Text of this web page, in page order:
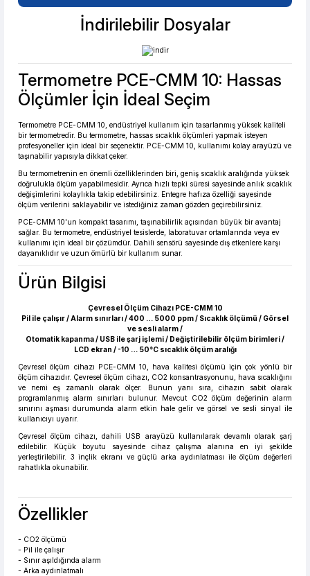
Güvenilir Alışveriş
3.170,30 TL den başlayan taksitlerle! x 9 %2 İndirim
İndirilebilir Dosyalar
Termometre PCE-CMM 10: Hassas
Ölçümler İçin İdeal Seçim
Termometre PCE-CMM 10, endüstriyel kullanım için tasarlanmış yüksek kaliteli
bir termometredir. Bu termometre, hassas sıcaklık ölçümleri yapmak isteyen
profesyoneller için ideal bir seçenektir. PCE-CMM 10, kullanımı kolay arayüzü ve
taşınabilir yapısıyla dikkat çeker.
Bu termometrenin en önemli özelliklerinden biri, geniş sıcaklık aralığında yüksek
doğrulukla ölçüm yapabilmesidir. Ayrıca hızlı tepki süresi sayesinde anlık sıcaklık
değişimlerini kolaylıkla takip edebilirsiniz. Entegre hafıza özelliği sayesinde
ölçüm verilerini saklayabilir ve istediğiniz zaman gözden geçirebilirsiniz.
PCE-CMM 10'un kompakt tasarımı, taşınabilirlik açısından büyük bir avantaj
sağlar. Bu termometre, endüstriyel tesislerde, laboratuvar ortamlarında veya ev
kullanımı için ideal bir çözümdür. Dahili sensörü sayesinde dış etkenlere karşı
dayanıklıdır ve uzun ömürlü bir kullanım sunar.
Ürün Bilgisi
Çevresel Ölçüm Cihazı PCE-CMM 10
Pil ile çalışır / Alarm sınırları / 400 … 5000 ppm / Sıcaklık ölçümü / Görsel
ve sesli alarm /
Otomatik kapanma / USB ile şarj işlemi / Değiştirilebilir ölçüm birimleri /
LCD ekran / -10 … 50°C sıcaklık ölçüm aralığı
Çevresel ölçüm cihazı PCE-CMM 10, hava kalitesi ölçümü için çok yönlü bir
ölçüm cihazıdır. Çevresel ölçüm cihazı, CO2 konsantrasyonunu, hava sıcaklığını
ve nemi eş zamanlı olarak ölçer. Bunun yanı sıra, cihazın sabit olarak
programlanmış alarm sınırları bulunur. Mevcut CO2 ölçüm değerinin alarm
sınırını aşması durumunda alarm etkin hale gelir ve görsel ve sesli sinyal ile
kullanıcıyı uyarır.
Çevresel ölçüm cihazı, dahili USB arayüzü kullanılarak devamlı olarak şarj
edilebilir. Küçük boyutu sayesinde cihaz çalışma alanına en iyi şekilde
yerleştirilebilir. 3 inçlik ekranı ve güçlü arka aydınlatması ile ölçüm değerleri
rahatlıkla okunabilir.
Özellikler
- CO2 ölçümü
- Pil ile çalışır
- Sınır aşıldığında alarm
- Arka aydınlatmalı